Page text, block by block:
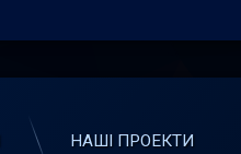
НАШІ ПРОЕКТИ